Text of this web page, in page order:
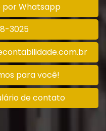
por Whatsapp
3025
para você!
de contato